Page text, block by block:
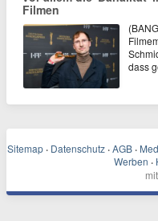
Filmen
dass
Sitemap · Datenschutz · AGB ·
Werben ·
mit